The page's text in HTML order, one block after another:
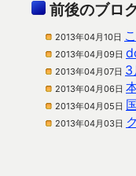
前後のブロ
2013年04月10日
2013年04月09日
2013年04月07日 3
2013年04月06日
2013年04月05日
2013年04月03日